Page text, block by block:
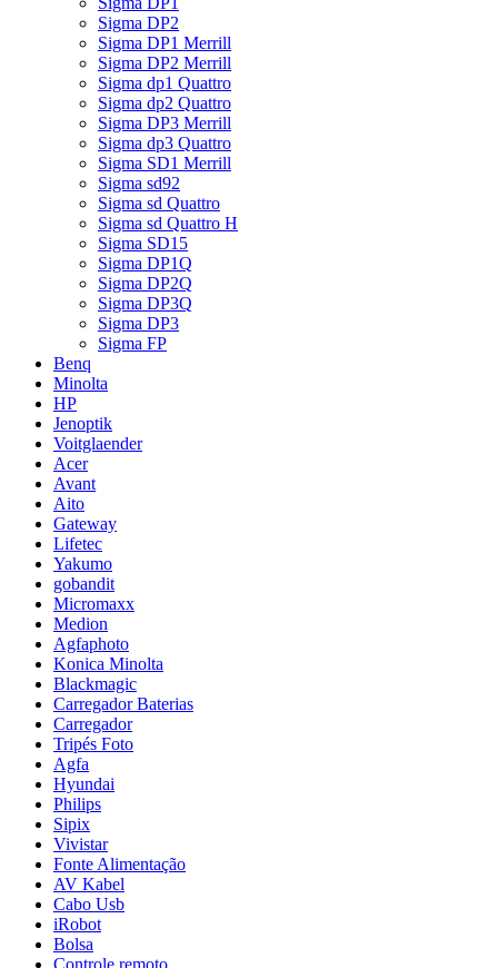
Sigma DP2
Sigma DP1 Merrill
Sigma DP2 Merrill
Sigma dp1 Quattro
Sigma dp2 Quattro
Sigma DP3 Merrill
Sigma dp3 Quattro
Sigma SD1 Merrill
Sigma sd92
Sigma sd Quattro
Sigma sd Quattro H
Sigma SD15
Sigma DP1Q
Sigma DP2Q
Sigma DP3Q
Sigma DP3
Sigma FP
Benq
Minolta
HP
Jenoptik
Voitglaender
Acer
Avant
Aito
Gateway
Lifetec
Yakumo
gobandit
Micromaxx
Medion
Agfaphoto
Konica Minolta
Blackmagic
Carregador Baterias
Carregador
Tripés Foto
Agfa
Hyundai
Philips
Sipix
Vivistar
Fonte Alimentação
AV Kabel
Cabo Usb
iRobot
Bolsa
Controle remoto